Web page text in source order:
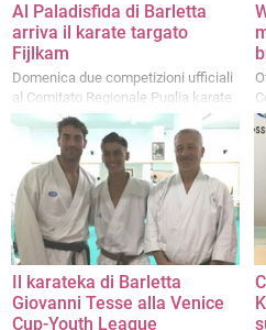
Al Paladisfida di Barletta
arriva il karate targato
Fijlkam
Domenica due competizioni ufficiali
al Comitato Regionale Puglia karate
al Paladisfida
Il karateka di Barletta
Giovanni Tesse alla Venice
Cup-Youth League